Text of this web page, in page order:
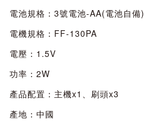
電池規格：3號電池-AA(電池自備)
電機規格：FF-130PA
電壓：1.5V
功率：2W
產品配置：主機x1、刷頭x3
產地：中國